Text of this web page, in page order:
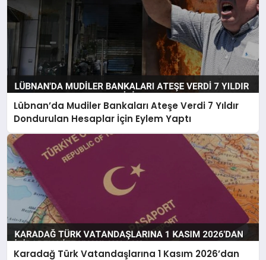
Lübnan’da Mudiler Bankaları Ateşe Verdi 7 Yıldır
Dondurulan Hesaplar İçin Eylem Yaptı
Karadağ Türk Vatandaşlarına 1 Kasım 2026’dan